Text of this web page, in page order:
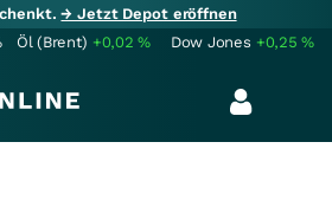
→ Jetzt Depot eröffnen
Öl (Brent) +0,02% Dow Jones +0,25%